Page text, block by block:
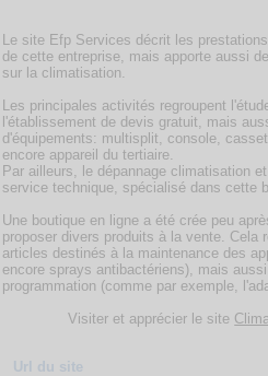
Le site Efp Services décrit les
de cette entreprise, mais apporte aussi
sur la climatisation.
Les principales activités regroupent
l'établissement de devis gratuit, mais
d'équipements: multisplit, console,
encore appareil du tertiaire.
Par ailleurs, le dépannage climatisation
service technique, spécialisé dans cette
Une boutique en ligne a été crée peu
proposer divers produits à la vente. Cela
articles destinés à la maintenance des
encore sprays antibactériens), mais
programmation (comme par exemple,
Visiter et apprécier le site
Url du site